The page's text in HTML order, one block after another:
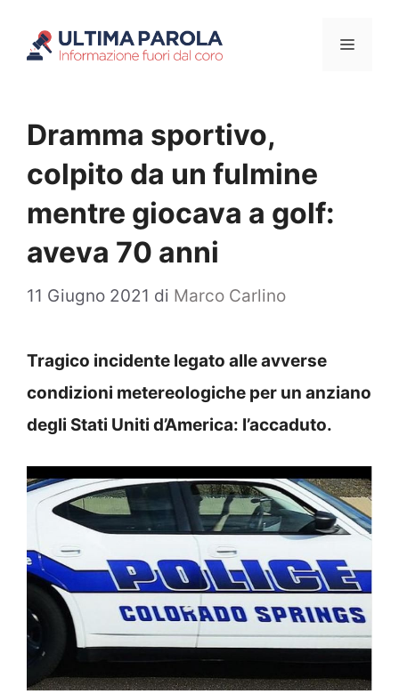
Menu
Dramma sportivo,
colpito da un fulmine
mentre giocava a golf:
aveva 70 anni
11 Giugno 2021 di Marco Carlino
Tragico incidente legato alle avverse
condizioni metereologiche per un anziano
degli Stati Uniti d’America: l’accaduto.